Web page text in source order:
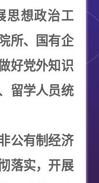
思想政治工
所、国有企
好党外知识
留学人员统
公有制经济
落实，开展